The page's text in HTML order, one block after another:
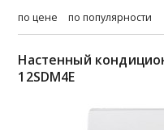
по цене по популярности
Настенный
12SDM4Е